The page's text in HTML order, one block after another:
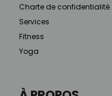
Charte de confidentialité
Services
Fitness
Yoga